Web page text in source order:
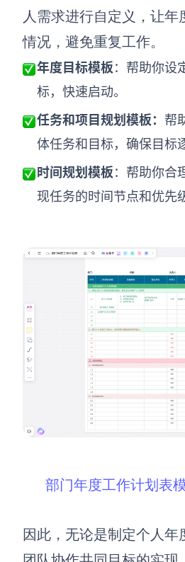
人需求进行自定义，让
情况，避免重复工作。
年度目标模板：帮助你设
标，快速启动。
任务和项目规划模板： 帮
体任务和目标，确保目标
时间规划模板：帮助你合
现任务的时间节点和优先
部门年度工作计划表
因此，无论是制定个人年